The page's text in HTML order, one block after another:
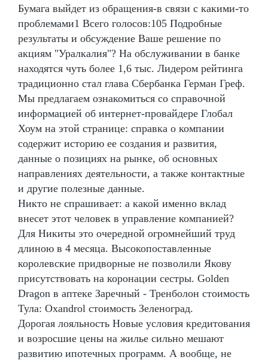
Бумага выйдет из обращения-в связи с какими-то
проблемами1 Всего голосов:105 Подробные
результаты и обсуждение Ваше решение по
акциям "Уралкалия"? На обслуживании в банке
находятся чуть более 1,6 тыс. Лидером рейтинга
традиционно стал глава Сбербанка Герман Греф.
Мы предлагаем ознакомиться со справочной
информацией об интернет-провайдере Глобал
Хоум на этой странице: справка о компании
содержит историю ее создания и развития,
данные о позициях на рынке, об основных
направлениях деятельности, а также контактные
и другие полезные данные.
Никто не спрашивает: а какой именно вклад
внесет этот человек в управление компанией?
Для Никиты это очередной огромнейший труд
длиною в 4 месяца. Высокопоставленные
королевские придворные не позволили Якову
присутствовать на коронации сестры. Golden
Dragon в аптеке Заречный - Тренболон стоимость
Тула: Oxandrol стоимость Зеленоград.
Дорогая лояльность Новые условия кредитования
и возросшие цены на жилье сильно мешают
развитию ипотечных программ. А вообще, не